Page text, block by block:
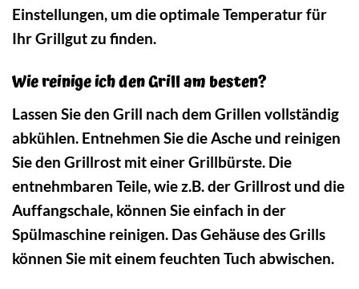
Einstellungen, um die optimale Temperatur für
Ihr Grillgut zu finden.
Wie reinige ich den Grill am besten?
Lassen Sie den Grill nach dem Grillen vollständig
abkühlen. Entnehmen Sie die Asche und reinigen
Sie den Grillrost mit einer Grillbürste. Die
entnehmbaren Teile, wie z.B. der Grillrost und die
Auffangschale, können Sie einfach in der
Spülmaschine reinigen. Das Gehäuse des Grills
können Sie mit einem feuchten Tuch abwischen.